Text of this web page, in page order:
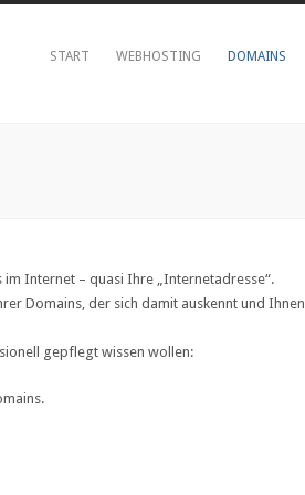
START WEBHOSTING DOMAINS
Internet – quasi Ihre „Internetadresse“.
Domains, der sich damit auskennt und Ihnen
gepflegt wissen wollen: